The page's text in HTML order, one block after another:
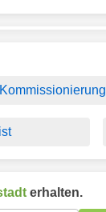
Kommissionierung
erhalten.